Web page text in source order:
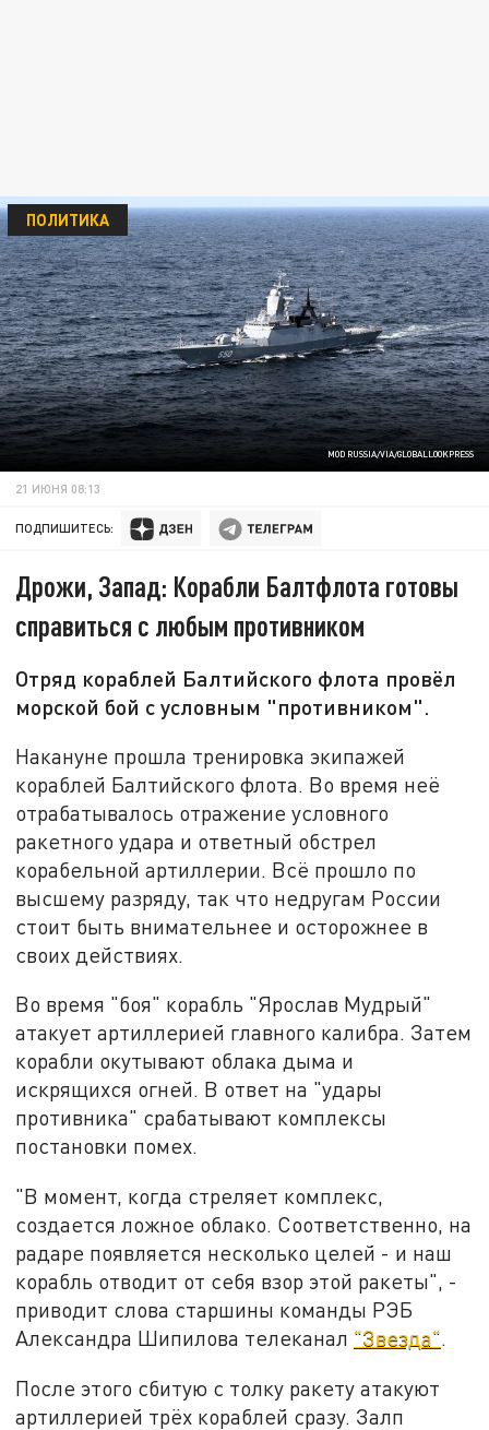
MOD RUSSIA/VIA/GLOBALLOOKPRESS
ПОЛИТИКА
21 ИЮНЯ 08:13
ПОДПИШИТЕСЬ:
Дрожи, Запад: Корабли Балтфлота готовы
справиться с любым противником
Отряд кораблей Балтийского флота провёл
морской бой с условным "противником".
Накануне прошла тренировка экипажей
кораблей Балтийского флота. Во время неё
отрабатывалось отражение условного
ракетного удара и ответный обстрел
корабельной артиллерии. Всё прошло по
высшему разряду, так что недругам России
стоит быть внимательнее и осторожнее в
своих действиях.
Во время "боя" корабль "Ярослав Мудрый"
атакует артиллерией главного калибра. Затем
корабли окутывают облака дыма и
искрящихся огней. В ответ на "удары
противника" срабатывают комплексы
постановки помех.
"В момент, когда стреляет комплекс,
создается ложное облако. Соответственно, на
радаре появляется несколько целей - и наш
корабль отводит от себя взор этой ракеты", -
приводит слова старшины команды РЭБ
Александра Шипилова телеканал "Звезда".
После этого сбитую с толку ракету атакуют
артиллерией трёх кораблей сразу. Залп